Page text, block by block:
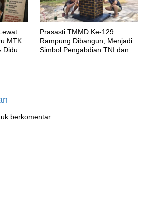
MTK
Prasasti TMMD Ke-129
Rampung Dibangun, Menjadi
Simbol Pengabdian TNI dan
berkomentar.